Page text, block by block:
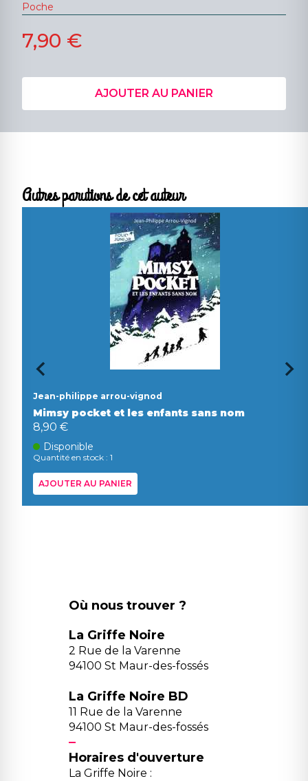
Poche
7,90 €
AJOUTER AU PANIER
Autres parutions de cet auteur
Jean-philippe arrou-vignod
Mimsy pocket et les enfants sans nom
8,90 €
Disponible
Quantité en stock : 1
AJOUTER AU PANIER
Où nous trouver ?
La Griffe Noire
2 Rue de la Varenne
94100 St Maur-des-fossés
La Griffe Noire BD
11 Rue de la Varenne
94100 St Maur-des-fossés
Horaires d'ouverture
La Griffe Noire :